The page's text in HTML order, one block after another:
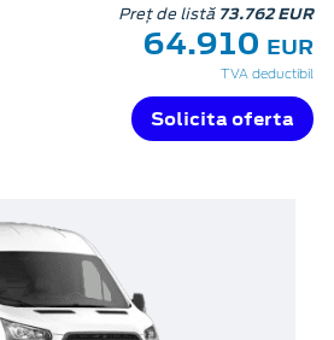
Preț de listă 73.762 EUR
64.910 EUR
TVA deductibil
Solicita oferta